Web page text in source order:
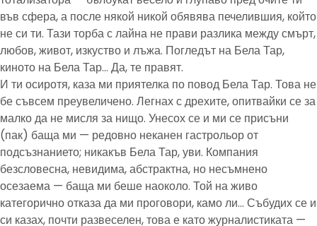
във сфера, а после някой никой обявява печелившия, който
не си ти. Тази торба с лайна не прави разлика между смърт,
любов, живот, изкуство и лъжа. Погледът на Бела Тар,
киното на Бела Тар… Да, те правят.
И ти осиротя, каза ми приятелка по повод Бела Тар. Това не
бе съвсем преувеличено. Легнах с дрехите, опитвайки се за
малко да не мисля за нищо. Унесох се и ми се присъни
(пак) баща ми — редовно неканен гастрольор от
подсъзнанието; никакъв Бела Тар, уви. Компания
безсловесна, невидима, абстрактна, но несъмнено
осезаема — баща ми беше наоколо. Той на живо
категорично отказа да ми проговори, камо ли… Събудих се и
си казах, почти развеселен, това е като журналистиката —